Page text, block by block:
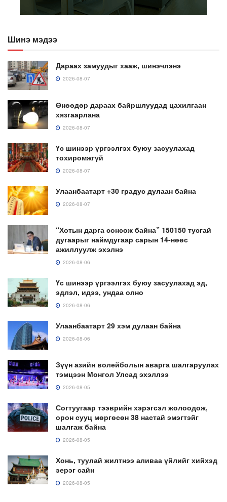
Шинэ мэдээ
Дараах замуудыг хааж, шинэчлэнэ
2026-08-07
Өнөөдөр дараах байршлуудад цахилгаан
хязгаарлана
2026-08-07
Үс шинээр үргээлгэх буюу засуулахад
тохиромжгүй
2026-08-07
Улаанбаатарт +30 градус дулаан байна
2026-08-07
“Хотын дарга сонсож байна” 150150 тусгай
дугаарыг наймдугаар сарын 14-нөөс
ажиллуулж эхэлнэ
2026-08-06
Үс шинээр үргээлгэх буюу засуулахад эд,
эдлэл, идээ, ундаа олно
2026-08-06
Улаанбаатарт 29 хэм дулаан байна
2026-08-06
Зүүн азийн волейболын аварга шалгаруулах
тэмцээн Монгол Улсад эхэллээ
2026-08-05
Согтуугаар тээврийн хэрэгсэл жолоодож,
орон сууц мөргөсөн 38 настай эмэгтэйг
шалгаж байна
2026-08-05
Хонь, туулай жилтнээ аливаа үйлийг хийхэд
эерэг сайн
2026-08-05